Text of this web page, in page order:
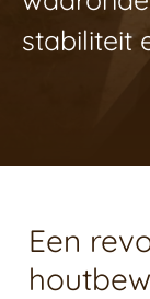
stabiliteit
Een